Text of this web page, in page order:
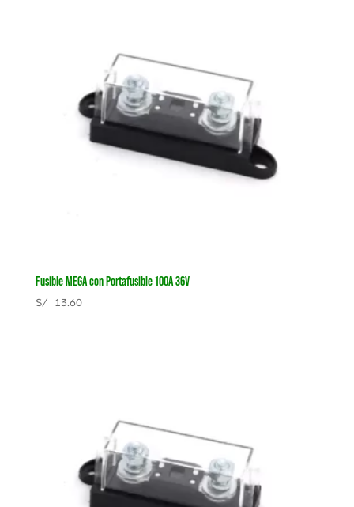
Fusible MEGA con Portafusible 100A 36V
S/13.60